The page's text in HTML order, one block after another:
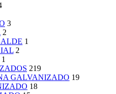
3
2
1
2
1
219
GALVANIZADO 19
18